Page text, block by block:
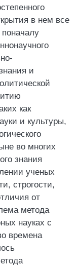
в нем все
и
как
и культуры,
во многих
знания
ученых
строгости,
от
метода
науках с
времена